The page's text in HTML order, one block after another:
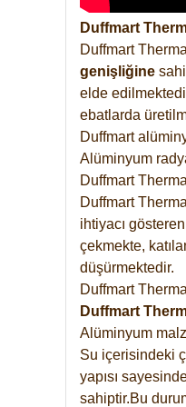
Duffmart
Duffmart
genişliğine
elde
ebatlarda
Duffmart
Alüminyum
Duffmart
Duffmart
ihtiyacı
çekmekte,
düşürmektedir.
Duffmart
Duffmart
Alüminyum
Su içerisindeki
yapısı
sahiptir.Bu